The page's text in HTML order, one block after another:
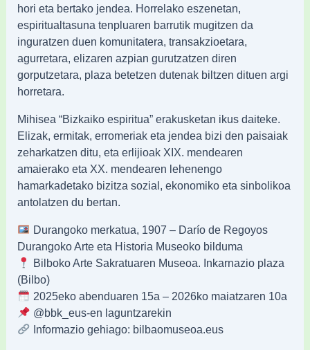
hori eta bertako jendea. Horrelako eszenetan,
espiritualtasuna tenpluaren barrutik mugitzen da
inguratzen duen komunitatera, transakzioetara,
agurretara, elizaren azpian gurutzatzen diren
gorputzetara, plaza betetzen dutenak biltzen dituen argi
horretara.
Mihisea “Bizkaiko espiritua” erakusketan ikus daiteke.
Elizak, ermitak, erromeriak eta jendea bizi den paisaiak
zeharkatzen ditu, eta erlijioak XIX. mendearen
amaierako eta XX. mendearen lehenengo
hamarkadetako bizitza sozial, ekonomiko eta sinbolikoa
antolatzen du bertan.
Durangoko merkatua, 1907 – Darío de Regoyos
Durangoko Arte eta Historia Museoko bilduma
Bilboko Arte Sakratuaren Museoa. Inkarnazio plaza
(Bilbo)
2025eko abenduaren 15a – 2026ko maiatzaren 10a
@‌bbk_eus-en laguntzarekin
Informazio gehiago: bilbaomuseoa.eus